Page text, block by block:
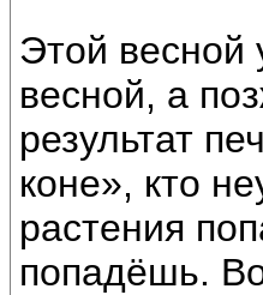
Этой весной
весной, а
результат
коне», кто
растения
попадёшь.